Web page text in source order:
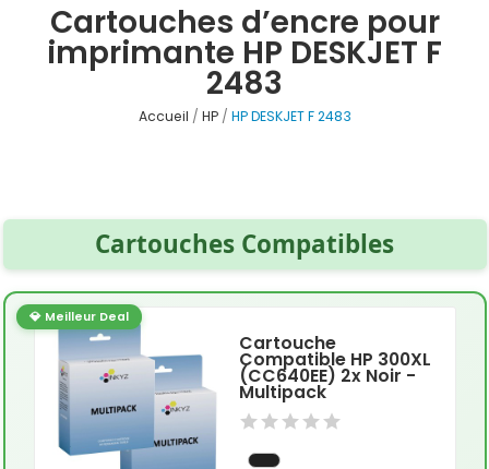
Cartouches d’encre pour
imprimante HP DESKJET F
2483
Accueil HP HP DESKJET F 2483
Cartouches Compatibles
💎 Meilleur Deal
Cartouche
Compatible HP 300XL
(CC640EE) 2x Noir -
Multipack